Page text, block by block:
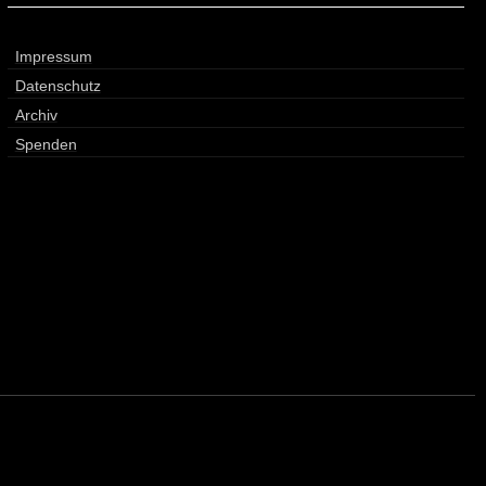
Impressum
Datenschutz
Archiv
Spenden